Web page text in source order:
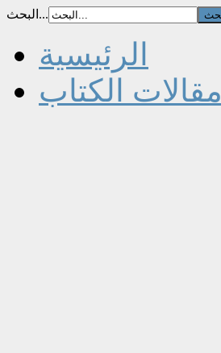
البحث...
الرئيسية
مقالات الكتاب